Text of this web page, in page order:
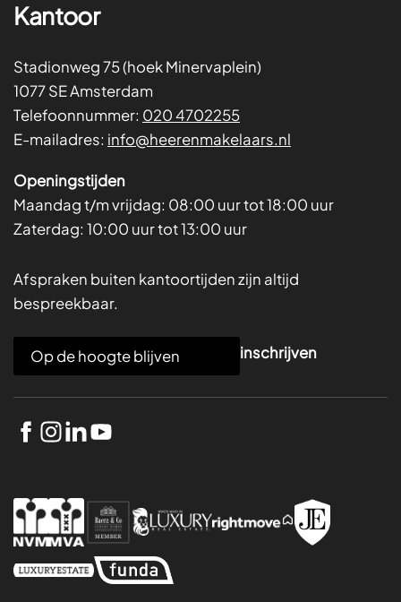
Kantoor
Stadionweg 75 (hoek Minervaplein)
1077 SE Amsterdam
Telefoonnummer: 020 4702255
E-mailadres: info@heerenmakelaars.nl
Openingstijden
Maandag t/m vrijdag: 08:00 uur tot 18:00 uur
Zaterdag: 10:00 uur tot 13:00 uur
Afspraken buiten kantoortijden zijn altijd
bespreekbaar.
E
a
i
inschrijven